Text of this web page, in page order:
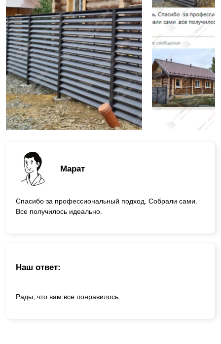
Марат
Спасибо за профессиональный подход. Собрали сами.
Все получилось идеально.
Наш ответ:
Рады, что вам все понравилось.